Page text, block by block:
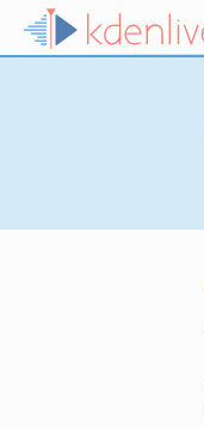
İçeriğe atla